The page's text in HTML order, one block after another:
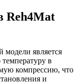
Reh4Mat
является
в
компрессию, что
и